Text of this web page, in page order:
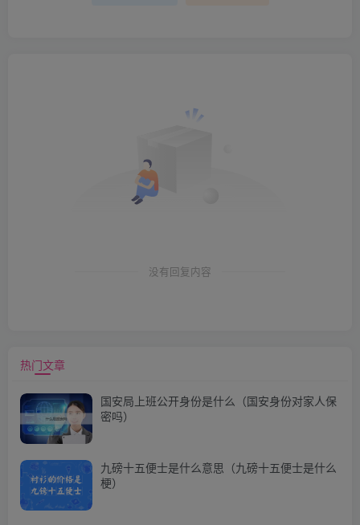
没有回复内容
热门文章
国安局上班公开身份是什么（国安身份对家人保
密吗）
九磅十五便士是什么意思（九磅十五便士是什么
梗）